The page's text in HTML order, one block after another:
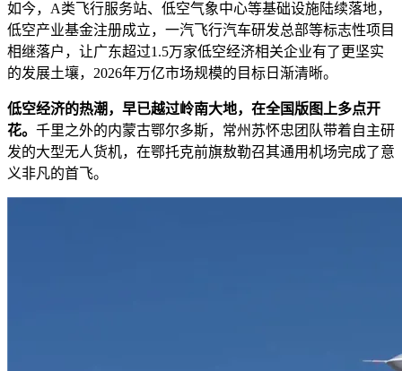
如今，A类飞行服务站、低空气象中心等基础设施陆续落地，
低空产业基金注册成立，一汽飞行汽车研发总部等标志性项目
相继落户，让广东超过1.5万家低空经济相关企业有了更坚实
的发展土壤，2026年万亿市场规模的目标日渐清晰。
低空经济的热潮，早已越过岭南大地，在全国版图上多点开
花。 千里之外的内蒙古鄂尔多斯，常州苏怀忠团队带着自主研
发的大型无人货机，在鄂托克前旗敖勒召其通用机场完成了意
义非凡的首飞。